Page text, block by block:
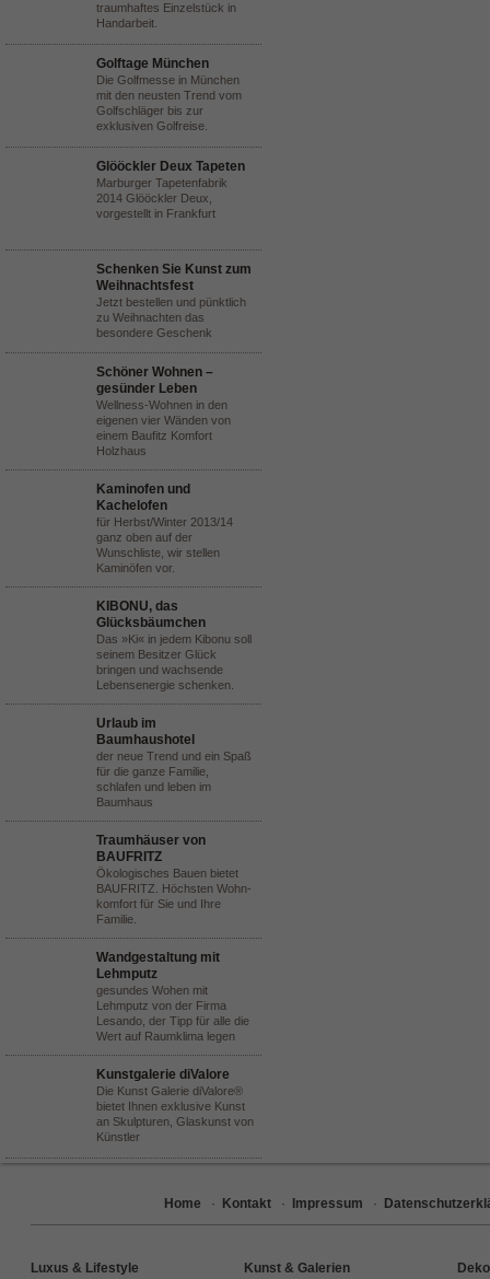
traumhaftes Einzelstück in
Handarbeit.
Golftage München
Die Golfmesse in München
mit den neusten Trend vom
Golfschläger bis zur
exklusiven Golfreise.
Glööckler Deux Tapeten
Marburger Tapetenfabrik
2014 Glööckler Deux,
vorgestellt in Frankfurt
Schenken Sie Kunst zum
Weihnachtsfest
Jetzt bestellen und pünktlich
zu Weihnachten das
besondere Geschenk
Schöner Wohnen –
gesünder Leben
Wellness-Wohnen in den
eigenen vier Wänden von
einem Baufitz Komfort
Holzhaus
Kaminofen und
Kachelofen
für Herbst/Winter 2013/14
ganz oben auf der
Wunschliste, wir stellen
Kaminöfen vor.
KIBONU, das
Glücksbäumchen
Das »Ki« in jedem Kibonu soll
seinem Besitzer Glück
bringen und wachsende
Lebensenergie schenken.
Urlaub im
Baumhaushotel
der neue Trend und ein Spaß
für die ganze Familie,
schlafen und leben im
Baumhaus
Traumhäuser von
BAUFRITZ
Ökologisches Bauen bietet
BAUFRITZ. Höchsten Wohn-
komfort für Sie und Ihre
Familie.
Wandgestaltung mit
Lehmputz
gesundes Wohen mit
Lehmputz von der Firma
Lesando, der Tipp für alle die
Wert auf Raumklima legen
Kunstgalerie diValore
Die Kunst Galerie diValore®
bietet Ihnen exklusive Kunst
an Skulpturen, Glaskunst von
Künstler
Home · Kontakt · Impressum ·
Luxus & Lifestyle Kunst & Galerien